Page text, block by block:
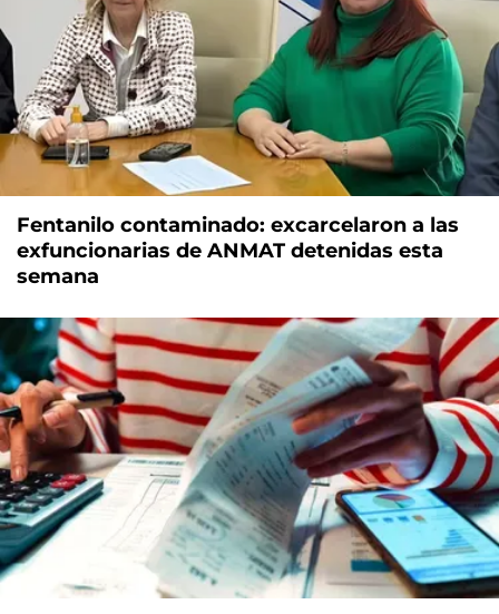
Fentanilo contaminado: excarcelaron a las
exfuncionarias de ANMAT detenidas esta
semana